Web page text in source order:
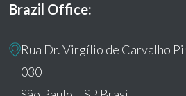
Brazil Office:
Rua Dr. Virgílio de Carvalho
030